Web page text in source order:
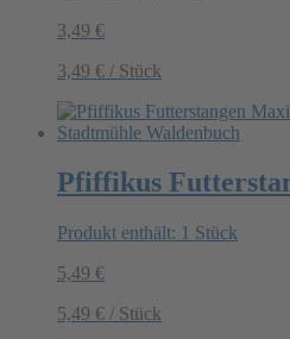
3,49 €
3,49 € / Stück
Pfiffikus
Produkt enthält: 1 Stück
5,49 €
5,49 € / Stück